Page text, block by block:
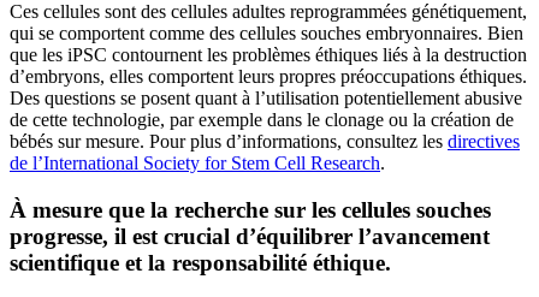
Ces cellules sont des cellules adultes reprogrammées génétiquement,
qui se comportent comme des cellules souches embryonnaires. Bien
que les iPSC contournent les problèmes éthiques liés à la destruction
d’embryons, elles comportent leurs propres préoccupations éthiques.
Des questions se posent quant à l’utilisation potentiellement abusive
de cette technologie, par exemple dans le clonage ou la création de
bébés sur mesure. Pour plus d’informations, consultez les directives
de l’International Society for Stem Cell Research.
À mesure que la recherche sur les cellules souches
progresse, il est crucial d’équilibrer l’avancement
scientifique et la responsabilité éthique.